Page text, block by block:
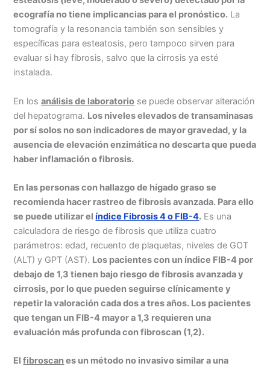
ecografía no tiene implicancias para el pronóstico. La
tomografía y la resonancia también son sensibles y
específicas para esteatosis, pero tampoco sirven para
evaluar si hay fibrosis, salvo que la cirrosis ya esté
instalada.
En losanálisis de laboratorio se puede observar alteración
del hepatograma. Los niveles elevados de transaminasas
por sí solos no son indicadores de mayor gravedad, y la
ausencia de elevación enzimática no descarta que pueda
haber inflamación o fibrosis.
En las personas con hallazgo de hígado graso se
recomienda hacer rastreo de fibrosis avanzada. Para ello
se puede utilizar elíndice Fibrosis 4 o FIB-4. Es una
calculadora de riesgo de fibrosis que utiliza cuatro
parámetros: edad, recuento de plaquetas, niveles de GOT
(ALT) y GPT (AST). Los pacientes con un índice FIB-4 por
debajo de 1,3 tienen bajo riesgo de fibrosis avanzada y
cirrosis, por lo que pueden seguirse clínicamente y
repetir la valoración cada dos a tres años. Los pacientes
que tengan un FIB-4 mayor a 1,3 requieren una
evaluación más profunda con fibroscan (1,2).
Elfibroscanes un método no invasivo similar a una